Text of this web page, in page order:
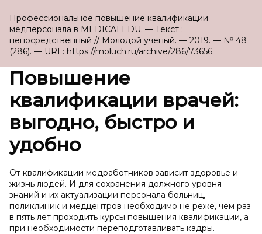
Профессиональное повышение квалификации
медперсонала в MEDICALEDU. — Текст :
непосредственный // Молодой ученый. — 2019. — № 48
(286). — URL: https://moluch.ru/archive/286/73656.
Повышение
квалификации врачей:
выгодно, быстро и
удобно
От квалификации медработников зависит здоровье и
жизнь людей. И для сохранения должного уровня
знаний и их актуализации персонала больниц,
поликлиник и медцентров необходимо не реже, чем раз
в пять лет проходить курсы повышения квалификации, а
при необходимости переподготавливать кадры.